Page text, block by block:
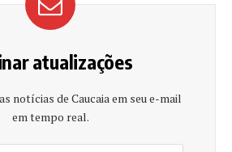
atualizações
notícias de Caucaia em seu e-mail
em tempo real.